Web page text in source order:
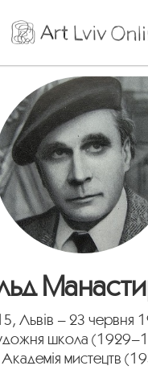
Львів – 23 червня
школа
мистецтв